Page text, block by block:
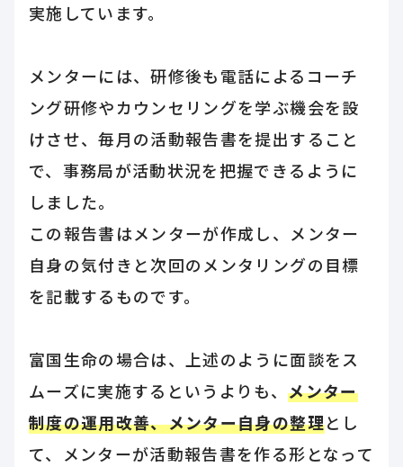
実施しています。
メンターには、研修後も電話によるコーチ
ング研修やカウンセリングを学ぶ機会を設
けさせ、毎月の活動報告書を提出すること
で、事務局が活動状況を把握できるように
しました。
この報告書はメンターが作成し、メンター
自身の気付きと次回のメンタリングの目標
を記載するものです。
富国生命の場合は、上述のように面談をス
ムーズに実施するというよりも、メンター
制度の運用改善、メンター自身の整理とし
て、メンターが活動報告書を作る形となって